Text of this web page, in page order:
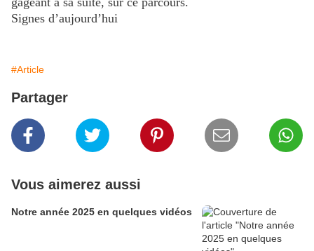
Signes d’aujourd’hui
#Article
Partager
Vous aimerez aussi
Notre année 2025 en quelques vidéos